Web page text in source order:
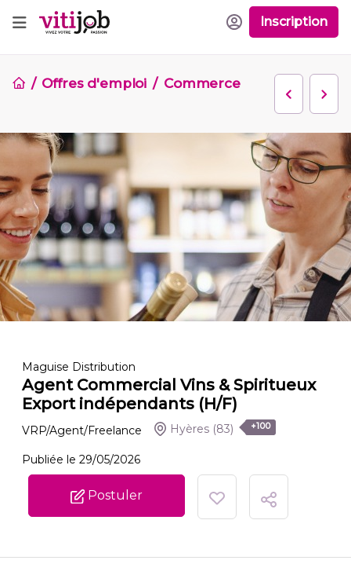
Inscription
Offres d'emploi Commerce
Maguise Distribution
Agent Commercial Vins & Spiritueux
Export indépendants (H/F)
VRP/Agent/Freelance Hyères (83) +100
Publiée le 29/05/2026
Postuler